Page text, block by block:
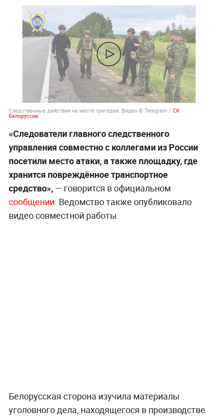
Следственные действия на месте трагедии. Видео © Telegram / СК
Белоруссии
«Следователи главного следственного
управления совместно с коллегами из России
посетили место атаки, а также площадку, где
хранится повреждённое транспортное
средство»,— говорится в официальном
сообщении. Ведомство также опубликовало
видео совместной работы.
Белорусская сторона изучила материалы
уголовного дела, находящегося в производстве